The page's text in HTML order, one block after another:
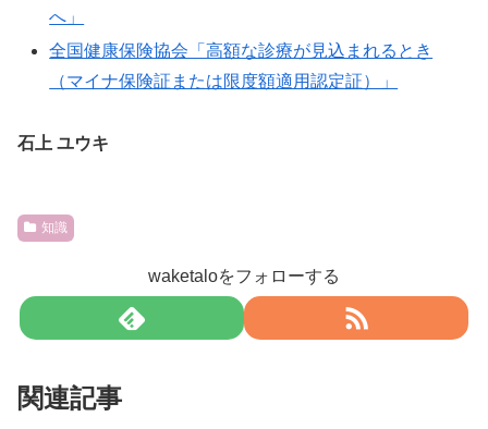
へ」
全国健康保険協会「高額な診療が見込まれるとき
（マイナ保険証または限度額適用認定証）」
石上 ユウキ
知識
waketaloをフォローする
関連記事